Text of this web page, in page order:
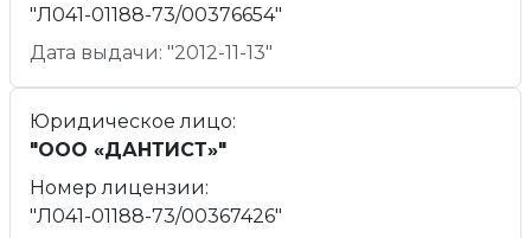
"Л041-01188-73/00376654"
Дата выдачи: "2012-11-13"
Юридическое лицо:
"ООО «ДАНТИСТ»"
Номер лицензии:
"Л041-01188-73/00367426"